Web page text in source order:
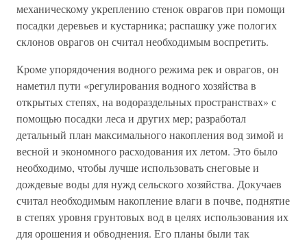
механическому укреплению стенок оврагов при помощи
посадки деревьев и кустарника; распашку уже пологих
склонов оврагов он считал необходимым воспретить.
Кроме упорядочения водного режима рек и оврагов, он
наметил пути «регулирования водного хозяйства в
открытых степях, на водораздельных пространствах» с
помощью посадки леса и других мер; разработал
детальный план максимального накопления вод зимой и
весной и экономного расходования их летом. Это было
необходимо, чтобы лучше использовать снеговые и
дождевые воды для нужд сельского хозяйства. Докучаев
считал необходимым накопление влаги в почве, поднятие
в степях уровня грунтовых вод в целях использования их
для орошения и обводнения. Его планы были так